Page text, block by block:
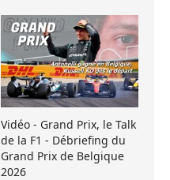
Vidéo - Grand Prix, le Talk
de la F1 - Débriefing du
Grand Prix de Belgique
2026